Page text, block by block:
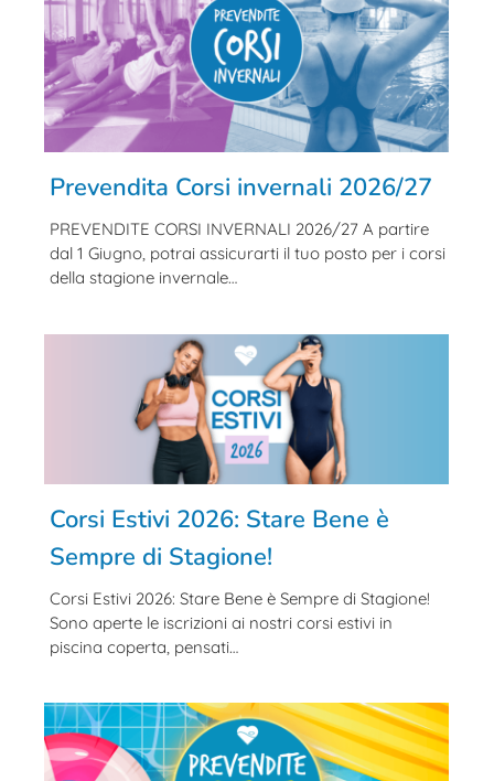
Prevendita Corsi invernali 2026/27
PREVENDITE CORSI INVERNALI 2026/27 A partire
dal 1 Giugno, potrai assicurarti il tuo posto per i corsi
della stagione invernale…
Corsi Estivi 2026: Stare Bene è
Sempre di Stagione!
Corsi Estivi 2026: Stare Bene è Sempre di Stagione!
Sono aperte le iscrizioni ai nostri corsi estivi in
piscina coperta, pensati…